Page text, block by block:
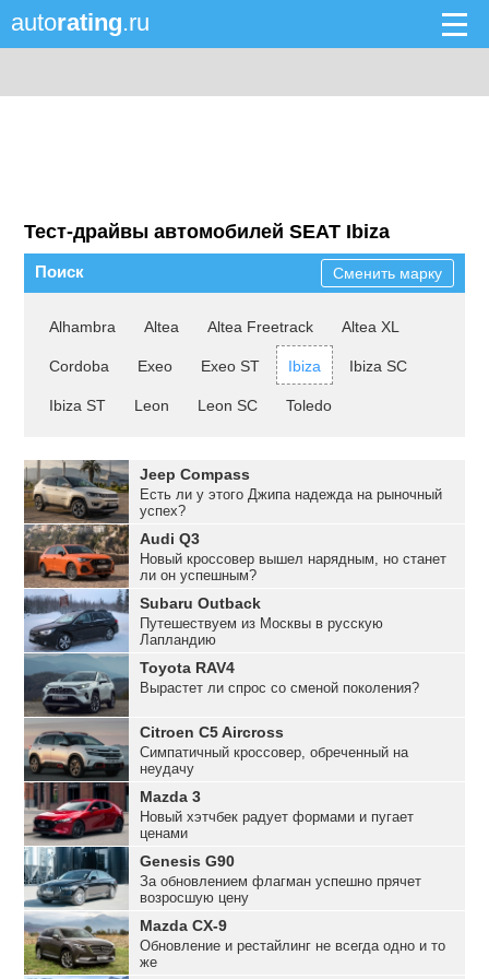
autorating.ru
Тест-драйвы автомобилей SEAT Ibiza
Поиск Сменить марку
Alhambra Altea Altea Freetrack Altea XL
Cordoba Exeo Exeo ST Ibiza Ibiza SC
Ibiza ST Leon Leon SC Toledo
Jeep Compass
Есть ли у этого Джипа надежда на рыночный
успех?
Audi Q3
Новый кроссовер вышел нарядным, но станет
ли он успешным?
Subaru Outback
Путешествуем из Москвы в русскую
Лапландию
Toyota RAV4
Вырастет ли спрос со сменой поколения?
Citroen C5 Aircross
Симпатичный кроссовер, обреченный на
неудачу
Mazda 3
Новый хэтчбек радует формами и пугает
ценами
Genesis G90
За обновлением флагман успешно прячет
возросшую цену
Mazda CX-9
Обновление и рестайлинг не всегда одно и то
же